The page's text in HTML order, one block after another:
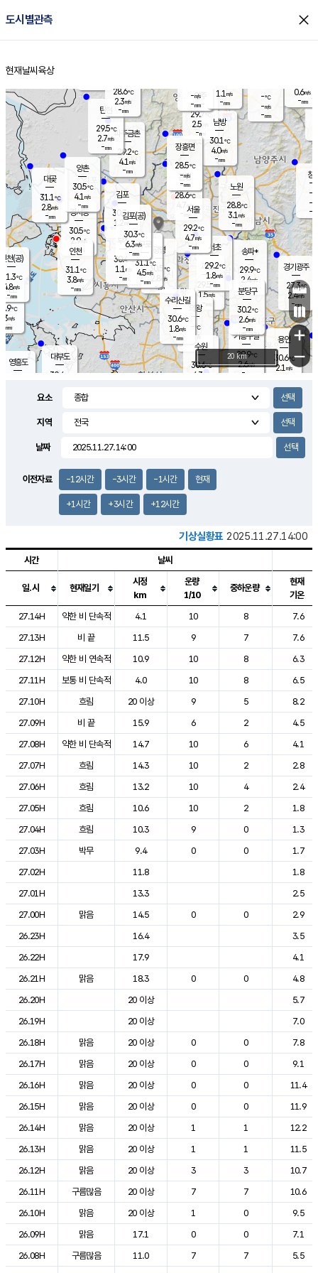
도시별관측 close
홈
현재날씨 육상
의도
℃
m/s
mm
영흥도
양주
29.7℃
2.5
-mm
과천
29.5℃
1.5m/s
- mm
용인
30.6℃
2.1 m/s
경기광주
27.3℃
2.4m/s
-mm
3.3m/s
대부도
30.4
경서동
30.5℃
2.9m/s
-mm
파주금촌
29.2℃
4.1 m/s
-mm
-℃
-m/s
-mm
대곶
31.1℃
2.8m/s
-mm
창
-
-m/
-
탄현
29.5℃
2.7m/s
-mm
0.6m/s
-mm
의왕
- ℃
m/s
mm
김포
30.3℃
1.2 m/s
mm
광명
30.5 ℃
2.8 m/s
-mm
부천
30.4℃
1.1 m/s
-mm
양촌
30.5℃
4.1 m/s
-mm
구로
31.1℃
4.5m/s
-mm
은평
28.6℃
4.7 m/s
- mm
노원
28.8℃
3.1 m/s
-mm
송파*
29.9℃
2.4m/s
-mm
서초
29.2℃
1.8m/s
-mm
남방
30.1℃
4.0m/s
-mm
기흥구갈
29.9℃
2.6m/s
-
수리산길
30.6℃
1.8m/s
-mm
분당구
30.2℃
2.6m/s
-mm
장흥면
28.5℃
-m/s
-mm
-m/s
-mm
인천(공)
31.3℃
4.8m/s
-mm
김포(공)
30.3℃
6.3m/s
-mm
수원
30.6℃
4.3 m/s
인천
31.1℃
3.8m/s
-mm
서울
29.2℃
4.7m/s
-mm
28.6℃
2.3m/s
-mm
1.1 m/s
-mm
+
−
20 km
요소
지역
날짜
이전자료 -12시간 -3시간 -1시간 현재
+1시간 +3시간 +12시간
기상실황표 2025.11.27.14:00
도시별 기상실황표로 지점, 날씨, 기온, 강수, 바람, 기압등을 안내한 표입
시간 날씨
일.시 현재일기
시정
km
운량
1/10
중하운량
현재
기온
27.14H
약한 비 단속적 4.1 10 8
7.6
27.13H
비 끝 11.5 9 7
7.6
27.12H
약한 비 연속적 10.9 10 8
6.3
27.11H
보통 비 단속적 4.0 10 8
6.5
27.10H
흐림 20 이상 9 5
8.2
27.09H
비 끝 15.9 6 2
4.5
27.08H
약한 비 단속적 14.7 10 6
4.1
27.07H
흐림 14.3 10 2
2.8
27.06H
흐림 13.2 10 4
2.4
27.05H
흐림 10.6 10 2
1.8
27.04H
흐림 10.3 9 0
1.3
27.03H
박무 9.4 0 0
1.7
27.02H
11.8
1.8
27.01H
13.3
2.5
27.00H
맑음 14.5 0 0
2.9
26.23H
16.4
3.5
26.22H
17.9
4.1
26.21H
맑음 18.3 0 0
4.8
26.20H
20 이상
5.7
26.19H
20 이상
7.0
26.18H
맑음 20 이상 0 0
7.8
26.17H
맑음 20 이상 0 0
9.1
26.16H
맑음 20 이상 0 0
11.4
26.15H
맑음 20 이상 0 0
11.9
26.14H
맑음 20 이상 1 1
12.2
26.13H
맑음 20 이상 1 1
11.5
26.12H
맑음 20 이상 3 3
10.7
26.11H
구름많음 20 이상 7 7
10.6
26.10H
맑음 20 이상 1 0
9.5
26.09H
맑음 17.1 0 0
7.1
26.08H
구름많음 11.0 7 7
5.5